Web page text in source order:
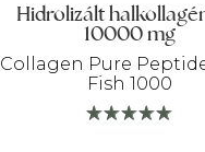
Hidrolizált
10000 mg
Collagen Pure
Fish 1000